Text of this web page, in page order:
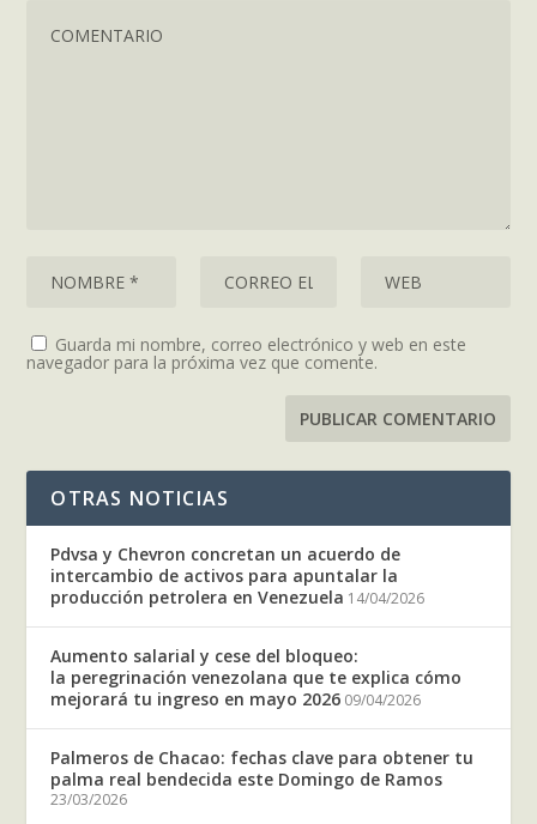
Guarda mi nombre, correo electrónico y web en este
navegador para la próxima vez que comente.
OTRAS NOTICIAS
Pdvsa y Chevron concretan un acuerdo de
intercambio de activos para apuntalar la
producción petrolera en Venezuela 14/04/2026
Aumento salarial y cese del bloqueo:
la peregrinación venezolana que te explica cómo
mejorará tu ingreso en mayo 2026 09/04/2026
Palmeros de Chacao: fechas clave para obtener tu
palma real bendecida este Domingo de Ramos
23/03/2026